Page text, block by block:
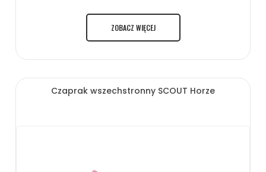
ZOBACZ WIĘCEJ
Czaprak wszechstronny SCOUT Horze